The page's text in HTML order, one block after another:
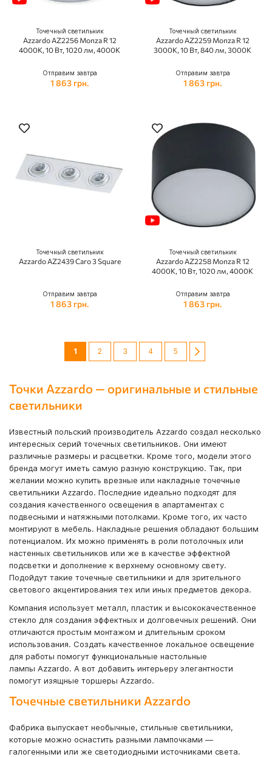
Точечный светильник
Azzardo AZ2256 Monza R 12
4000K, 10 Вт, 1020 лм, 4000K
Отправим завтра
1 863 грн.
Точечный светильник
Azzardo AZ2259 Monza R 12
3000K, 10 Вт, 840 лм, 3000K
Отправим завтра
1 863 грн.
Точечный светильник
Azzardo AZ2439 Caro 3 Square
Отправим завтра
1 863 грн.
Точечный светильник
Azzardo AZ2258 Monza R 12
4000K, 10 Вт, 1020 лм, 4000K
Отправим завтра
1 863 грн.
Сторінка
You're currently reading page
1 Сторінка
2 Сторінка
3 Сторінка
4 Сторінка
5 Сторінка
Следующий
Точки Azzardo — оригинальные и стильные
светильники
Известный польский производитель Azzardo создал несколько
интересных серий точечных светильников. Они имеют
различные размеры и расцветки. Кроме того, модели этого
бренда могут иметь самую разную конструкцию. Так, при
желании можно купить врезные или накладные точечные
светильники Azzardo. Последние идеально подходят для
создания качественного освещения в апартаментах с
подвесными и натяжными потолками. Кроме того, их часто
монтируют в мебель. Накладные решения обладают большим
потенциалом. Их можно применять в роли потолочных или
настенных светильников или же в качестве эффектной
подсветки и дополнение к верхнему основному свету.
Подойдут такие точечные светильники и для зрительного
светового акцентирования тех или иных предметов декора.
Компания использует металл, пластик и высококачественное
стекло для создания эффектных и долговечных решений. Они
отличаются простым монтажом и длительным сроком
использования. Создать качественное локальное освещение
для работы помогут функциональные настольные
лампы Azzardo. А вот добавить интерьеру элегантности
помогут изящные торшеры Azzardo.
Точечные светильники Azzardo
Фабрика выпускает необычные, стильные светильники,
которые можно оснастить разными лампочками —
галогенными или же светодиодными источниками света.